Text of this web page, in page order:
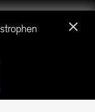
IBAN: DE86 3702×